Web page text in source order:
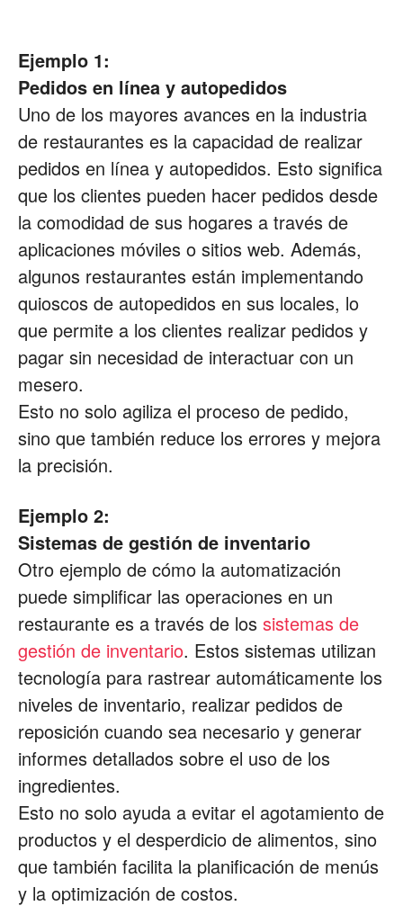
Ejemplo 1:
Pedidos en línea y autopedidos
Uno de los mayores avances en la industria
de restaurantes es la capacidad de realizar
pedidos en línea y autopedidos. Esto significa
que los clientes pueden hacer pedidos desde
la comodidad de sus hogares a través de
aplicaciones móviles o sitios web. Además,
algunos restaurantes están implementando
quioscos de autopedidos en sus locales, lo
que permite a los clientes realizar pedidos y
pagar sin necesidad de interactuar con un
mesero.
Esto no solo agiliza el proceso de pedido,
sino que también reduce los errores y mejora
la precisión.
Ejemplo 2:
Sistemas de gestión de inventario
Otro ejemplo de cómo la automatización
puede simplificar las operaciones en un
restaurante es a través de los sistemas de
gestión de inventario. Estos sistemas utilizan
tecnología para rastrear automáticamente los
niveles de inventario, realizar pedidos de
reposición cuando sea necesario y generar
informes detallados sobre el uso de los
ingredientes.
Esto no solo ayuda a evitar el agotamiento de
productos y el desperdicio de alimentos, sino
que también facilita la planificación de menús
y la optimización de costos.